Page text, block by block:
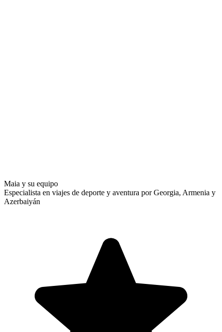
Maia y su equipo
Especialista en viajes de deporte y aventura por Georgia, Armenia y
Azerbaiyán